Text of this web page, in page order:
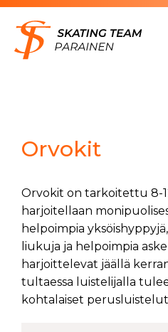
Siirry
sisältöön
Orvokit
Orvokit on tarkoitettu 8-
harjoitellaan
helpoimpia
liukuja ja helpoimpia
harjoittelevat jäällä
tultaessa luistelijalla
kohtalaiset